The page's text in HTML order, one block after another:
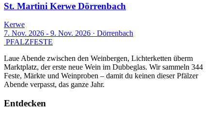
St. Martini Kerwe Dörrenbach
Kerwe
7. Nov. 2026 - 9. Nov. 2026 · Dörrenbach
PFALZFESTE
Laue Abende zwischen den Weinbergen, Lichterketten überm
Marktplatz, der erste neue Wein im Dubbeglas. Wir sammeln 344
Feste, Märkte und Weinproben – damit du keinen dieser Pfälzer
Abende verpasst, das ganze Jahr.
Entdecken